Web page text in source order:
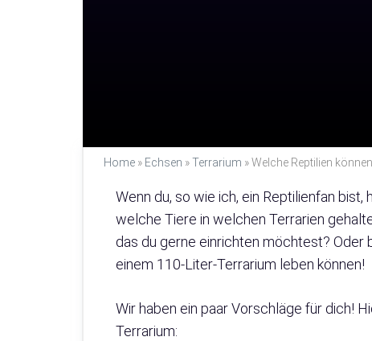
Home » Echsen »Terrarium »Welche Reptilien
Wenn du, so wie ich, ein Reptilienfan
welche Tiere in welchen Terrarien
das du gerne einrichten möchtest? Oder
einem 110-Liter-Terrarium leben können!
Wir haben ein paar Vorschläge für dich!
Terrarium: